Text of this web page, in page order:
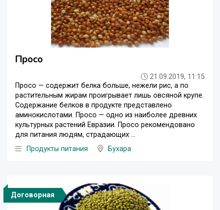
Просо
21.09.2019, 11:15
Просо — содержит белка больше, нежели рис, а по
растительным жирам проигрывает лишь овсяной крупе.
Содержание белков в продукте представлено
аминокислотами. Просо — одно из наиболее древних
культурных растений Евразии. Просо рекомендовано
для питания людям, страдающих ...
Продукты питания
Бухара
Договорная